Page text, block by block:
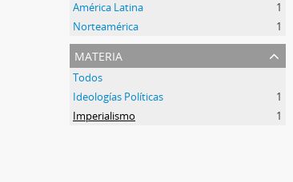
América Latina
1
Norteamérica
1
materia
Todos
Ideologías Políticas
1
Imperialismo
1